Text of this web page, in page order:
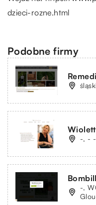
dzieci-rozne.html
Podobne firmy
-, -
-,